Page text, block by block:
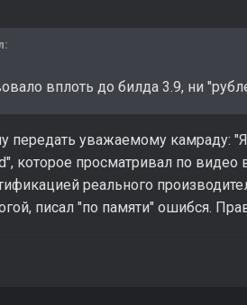
вплоть до билда 3.9, ни
уважаемому камраду:
которое просматривал по
реального
писал "по памяти" ошибся.